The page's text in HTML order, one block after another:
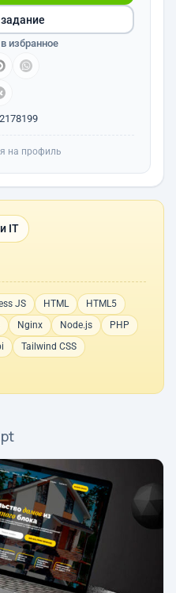
избранное
на профиль
IT
JS HTML
HTML5
Nginx Node.js
PHP
Tailwind CSS